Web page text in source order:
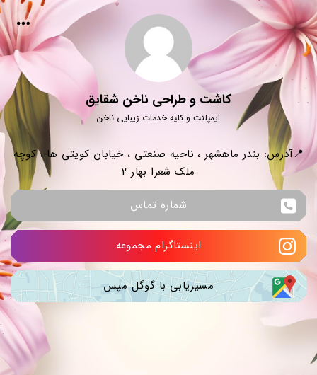
کاشت و طراحی ناخن شقایق
ایمپلنت و کلیه خدمات زیبایی ناخن
📍آدرس: بندر ماهشهر ، ناحیه صنعتی ، خیابان کویتی ها ، کوچه
ملک شعرا بهار 2
شماره تماس
اینستاگرام مجموعه
مسیریابی با گوگل مپس